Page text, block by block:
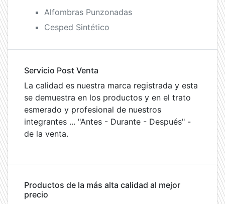
Alfombras Punzonadas
Cesped Sintético
Servicio Post Venta
La calidad es nuestra marca registrada y esta
se demuestra en los productos y en el trato
esmerado y profesional de nuestros
integrantes ... "Antes - Durante - Después" -
de la venta.
Productos de la más alta calidad al mejor
precio